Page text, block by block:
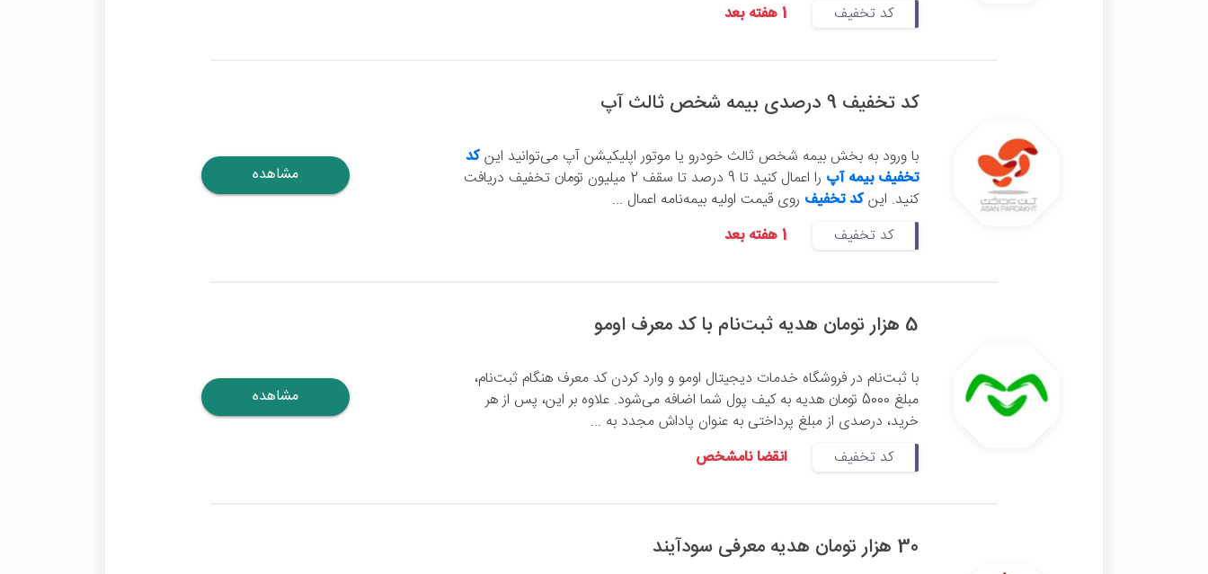
کد تخفیف
1 هفته بعد
کد تخفیف 9 درصدی بیمه شخص ثالث آپ
با ورود به بخش بیمه شخص ثالث خودرو یا موتور اپلیکیشن آپ می‌توانید اینکد
تخفیف بیمه آپ
را اعمال کنید تا 9 درصد تا سقف 2 میلیون تومان تخفیف دریافت
کنید. اینکد تخفیف روی قیمت اولیه بیمه‌نامه اعمال ...
کد تخفیف
1 هفته بعد
مشاهده
5 هزار تومان هدیه ثبت‌نام با کد معرف اومو
با ثبت‌نام در فروشگاه خدمات دیجیتال اومو و وارد کردن کد معرف هنگام ثبت‌نام،
مبلغ 5000 تومان هدیه به کیف پول شما اضافه می‌شود. علاوه بر این، پس از هر
خرید، درصدی از مبلغ پرداختی به عنوان پاداش مجدد به ...
کد تخفیف
انقضا نامشخص
مشاهده
30 هزار تومان هدیه معرفی سودآیند